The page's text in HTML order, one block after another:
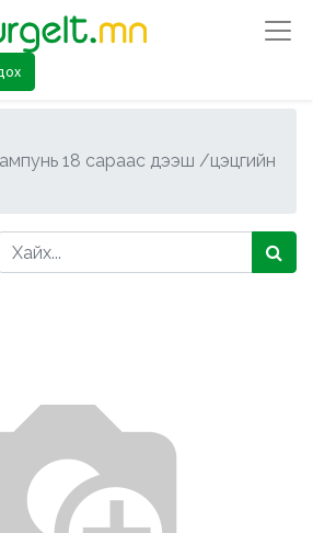
шампунь 18 сараас дээш /цэцгийн